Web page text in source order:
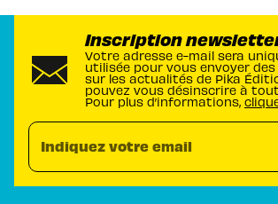
Inscription
Votre adresse e-mail sera
utilisée pour vous envoyer
sur les actualités de Pika
pouvez vous désinscrire à
Pour plus d’informations,
Indiquez votre email